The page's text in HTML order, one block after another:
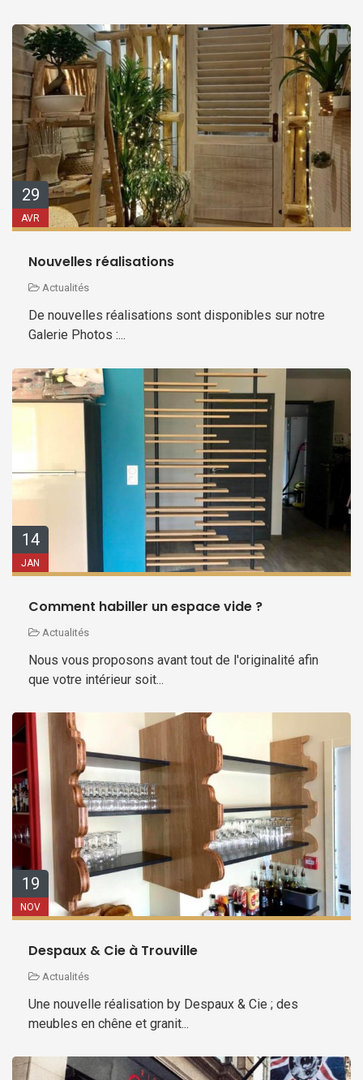
29
AVR
Nouvelles réalisations
Actualités
De nouvelles réalisations sont disponibles sur notre
Galerie Photos :...
14
JAN
Comment habiller un espace vide ?
Actualités
Nous vous proposons avant tout de l'originalité afin
que votre intérieur soit...
19
NOV
Despaux & Cie à Trouville
Actualités
Une nouvelle réalisation by Despaux & Cie ; des
meubles en chêne et granit...